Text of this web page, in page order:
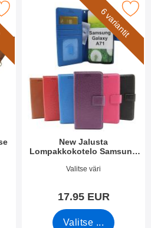
Luksuskotelo suosikiksi
6 variantit
New Jalusta
Lompakkokotelo Samsung
Tuote.nro 35386
Valitse väri
17.95 EUR
Valitse ...
Jalusta Lompakkokotelo